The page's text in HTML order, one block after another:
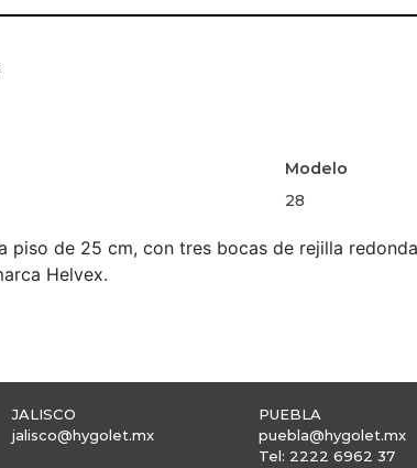
Modelo
28
piso de 25 cm, con tres bocas de rejilla
Helvex.
JALISCO
jalisco@hygolet.mx
PUEBLA
puebla@hygolet.mx
Tel: 2222 6962 37